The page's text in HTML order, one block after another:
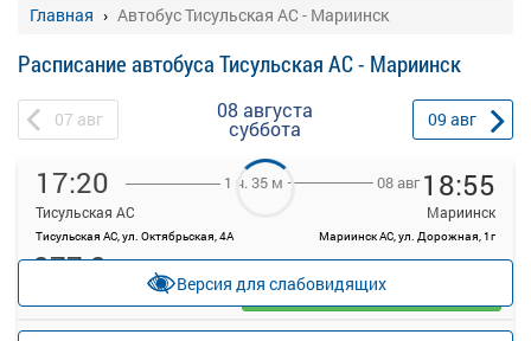
Главная Автобус Тисульская АС - Мариинск
Расписание автобуса Тисульская АС - Мариинск
07 авг 08 августа
суббота 09 авг
17:20
Тисульская АС
Тисульская АС, ул. Октябрьская, 4А
1 ч. 35 м 08 авг 18:55
Мариинск
Мариинск АС, ул. Дорожная, 1г
277.2
42 свободных мест
Выбрать
Версия для слабовидящих